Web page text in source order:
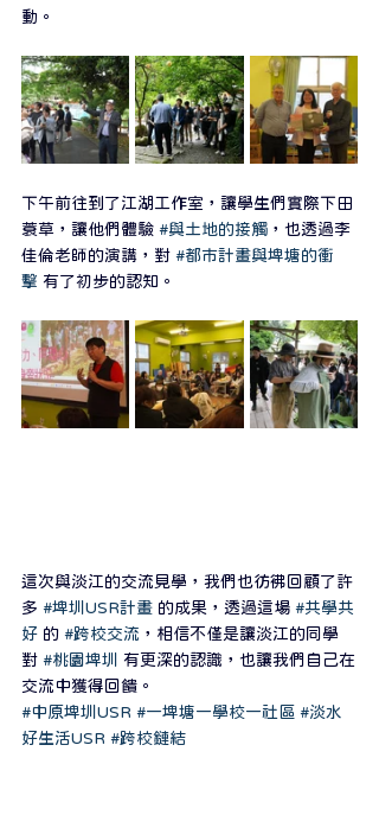
動。
下午前往到了江湖工作室，讓學生們實際下田
蓑草，讓他們體驗 #與土地的接觸 ，也透過李
佳倫老師的演講，對 #都市計畫與埤塘的衝
擊 有了初步的認知。
這次與淡江的交流見學，我們也彷彿回顧了許
多 #埤圳USR計畫 的成果，透過這場 #共學共
好 的 #跨校交流 ，相信不僅是讓淡江的同學
對 #桃園埤圳
有更深的認識，也讓我們自己在
交流中獲得回饋。
#中原埤圳USR #一埤塘一學校一社區 #淡水
好生活USR #跨校鏈結